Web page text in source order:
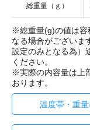
総重量（ｇ）
※総重量(g)の値は容
なる場合がございま
設定のみとなる為）
ください。
※実際の内容量は上
おります。
温度帯・重